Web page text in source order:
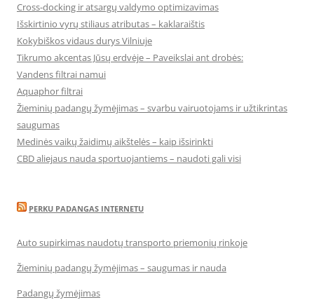
Cross-docking ir atsargų valdymo optimizavimas
Išskirtinio vyrų stiliaus atributas – kaklaraištis
Kokybiškos vidaus durys Vilniuje
Tikrumo akcentas Jūsų erdvėje – Paveikslai ant drobės:
Vandens filtrai namui
Aquaphor filtrai
Žieminių padangų žymėjimas – svarbu vairuotojams ir užtikrintas
saugumas
Medinės vaikų žaidimų aikštelės – kaip išsirinkti
CBD aliejaus nauda sportuojantiems – naudoti gali visi
PERKU PADANGAS INTERNETU
Auto supirkimas naudotų transporto priemonių rinkoje
Žieminių padangų žymėjimas – saugumas ir nauda
Padangų žymėjimas